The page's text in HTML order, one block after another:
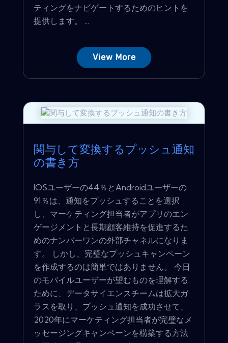
ティングをナビゲートするためのヒントを
提供します。 ...
View More
関与して変換するプッシュ通知
の書き方
IOSユーザーの44％とAndroidユーザーの
91％は、通知をプッシュすることを選択
し、マーケティング担当者がアプリのエン
ゲージメントと長期顧客維持を促進するた
めのナンバーワンの外部チャネルになりま
す。 しかし、完璧なプッシュキャンペーン
を作成するのは簡単ではありません。 今日
のモバイルユーザーが望むものを理解する
ために、データサイエンスチームは拡大ガ
ラスを取り、プッシュ通知を成功させて、
2020年にマーケティング担当者が完璧なメ
ッセージングキャンペーンを構築する方法